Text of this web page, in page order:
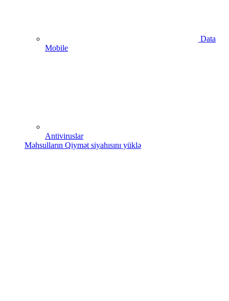
Data
Mobile
Antiviruslar
Məhsulların Qiymət siyahısını yüklə